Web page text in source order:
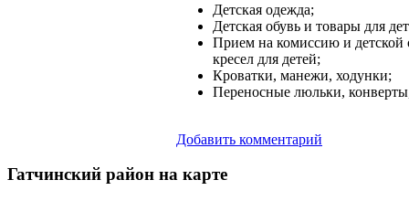
Детская одежда;
Детская обувь и товары для
Прием на комиссию и детской
кресел для детей;
Кроватки, манежи, ходунки;
Переносные люльки,
Добавить комментарий
Гатчинский район на карте